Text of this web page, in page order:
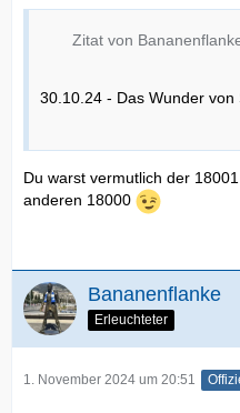
Zitat von
30.10.24 - Das Wunder von
Du warst vermutlich der
anderen 18000
Bananenflanke
Erleuchteter
1. November 2024 um 20:51